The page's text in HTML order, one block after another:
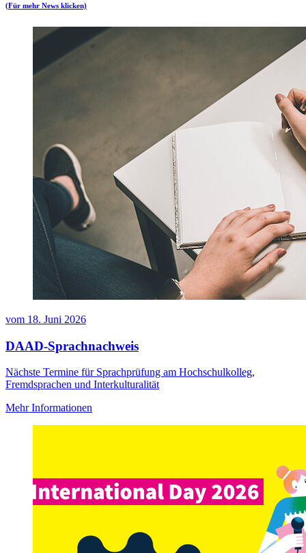
(Für mehr News klicken)
vom 18. Juni 2026
DAAD-Sprachnachweis
Nächste Termine für Sprachprüfung am Hochschulkolleg,
Fremdsprachen und Interkulturalität
Mehr Informationen